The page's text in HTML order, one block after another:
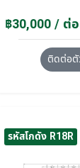
฿30,000 / ต่
ติดต่อตั
รหัสโกดัง R18R